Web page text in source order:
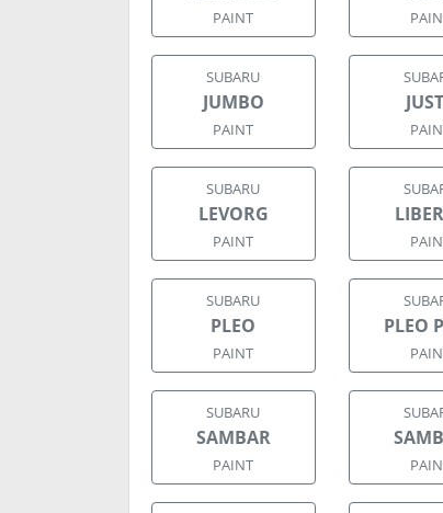
PAINT
SUBARU
JUMBO
PAINT
SUBARU
LEVORG
PAINT
SUBARU
PLEO
PAINT
PLEO
SUBARU
SAMBAR
PAINT